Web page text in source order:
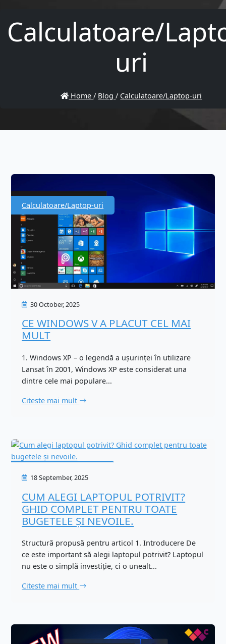
Calculatoare/
uri
Home/ Blog/ Calculatoare/Laptop-uri
Calculatoare/Laptop-uri
30 October, 2025
CE WINDOWS V A PLACUT CEL MAI
MULT
1. Windows XP – o legendă a ușurinței în utilizare
Lansat în 2001, Windows XP este considerat una
dintre cele mai populare...
Citeste mai mult
18 September, 2025
CUM ALEGI LAPTOPUL POTRIVIT?
GHID COMPLET PENTRU TOATE
BUGETELE ȘI NEVOILE.
Structură propusă pentru articol 1. Introducere De
ce este important să alegi laptopul potrivit? Laptopul
nu este o simplă investiție, ci o unealt...
Citeste mai mult